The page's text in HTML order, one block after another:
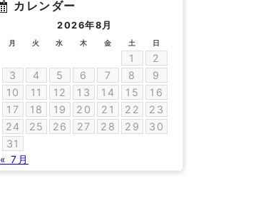
カレンダー
2026年8月
月 火 水 木 金 土 日
1
2
3
4 5 6 7 8
9
10
11 12 13 14 15
16
17
18 19 20 21 22
23
24
25 26 27 28 29
30
31
« 7月